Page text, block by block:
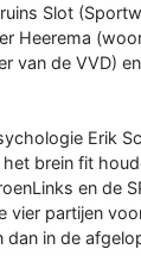
Slot
Heerema
de VVD)
Erik
brein fit
en de
partijen
in de